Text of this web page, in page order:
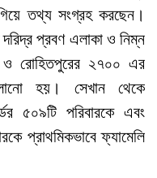
তথ্য সংগ্রহ করছেন।
প্রবণ এলাকা ও নিম্ন
রোহিতপুরের ২৭০০ এর
হয়। সেখান থেকে
৫০৯টি পরিবারকে এবং
প্রাথমিকভাবে ফ্যামেলি